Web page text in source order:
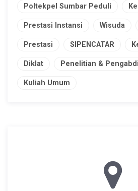
Poltekpel Sumbar Peduli
Prestasi Instansi Wisuda
Prestasi SIPENCATAR
Diklat Penelitian &
Kuliah Umum